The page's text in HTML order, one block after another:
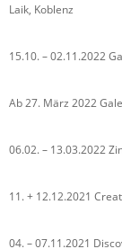
Laik, Koblenz
15.10. – 02.11.2022
Ab 27. März 2022
06.02. – 13.03.2022
11. + 12.12.2021
04. – 07.11.2021